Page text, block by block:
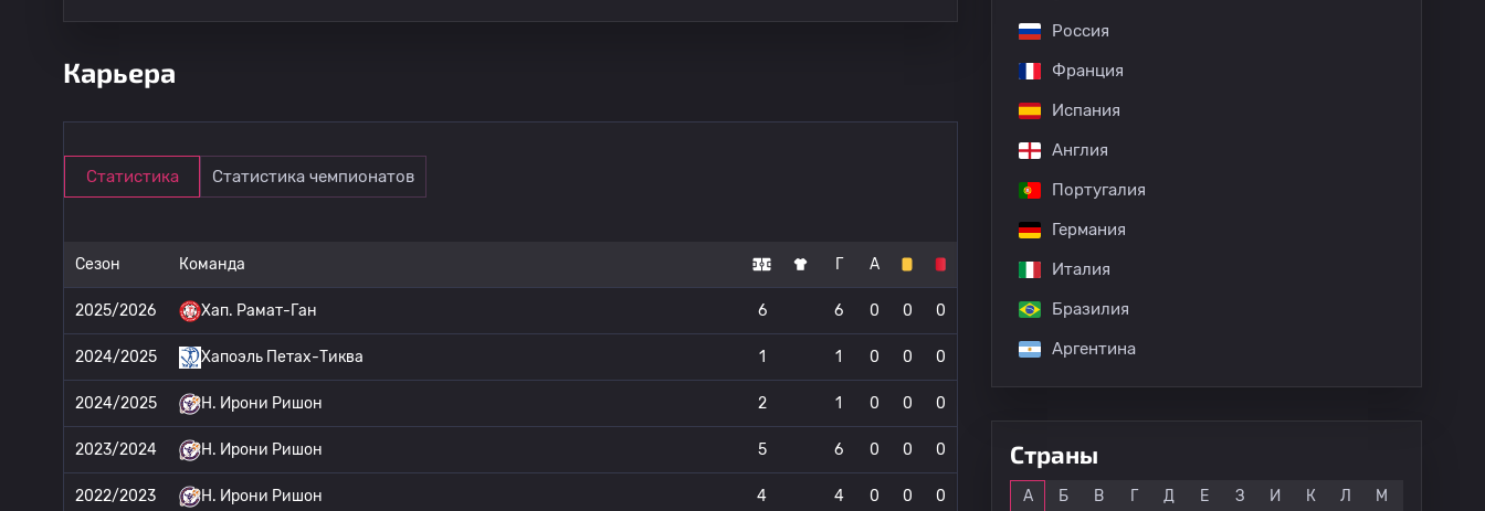
Карьера
Статистика Статистика чемпионатов
Сезон Команда Г А
2025/2026 Хап. Рамат-Ган 6 6 0 0 0
2024/2025 Хапоэль Петах-Тиква 1 1 0 0 0
2024/2025 H. Ирони Ришон 2 1 0 0 0
2023/2024 H. Ирони Ришон 5 6 0 0 0
2022/2023 H. Ирони Ришон 4 4 0 0 0
Россия
Франция
Испания
Англия
Португалия
Германия
Италия
Бразилия
Аргентина
Страны
А Б В Г Д Е З И К Л М